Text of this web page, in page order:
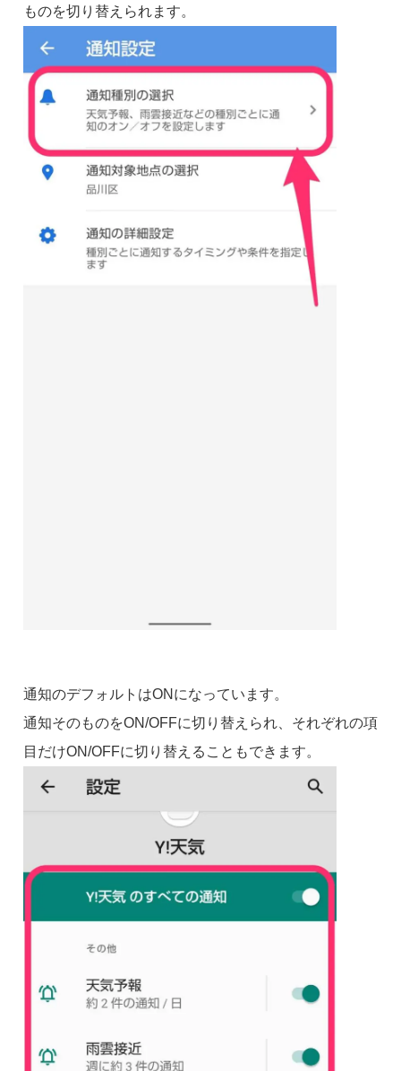
ものを切り替えられます。
通知のデフォルトはONになっています。
通知そのものをON/OFFに切り替えられ、それぞれの項
目だけON/OFFに切り替えることもできます。